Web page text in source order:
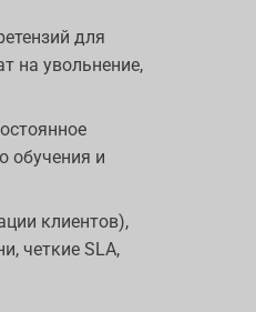
для
на увольнение,
обучения и
клиентов),
четкие SLA,